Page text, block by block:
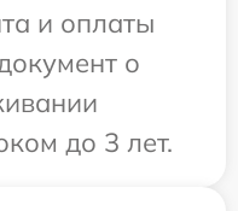
и оплаты
о
до 3 лет.